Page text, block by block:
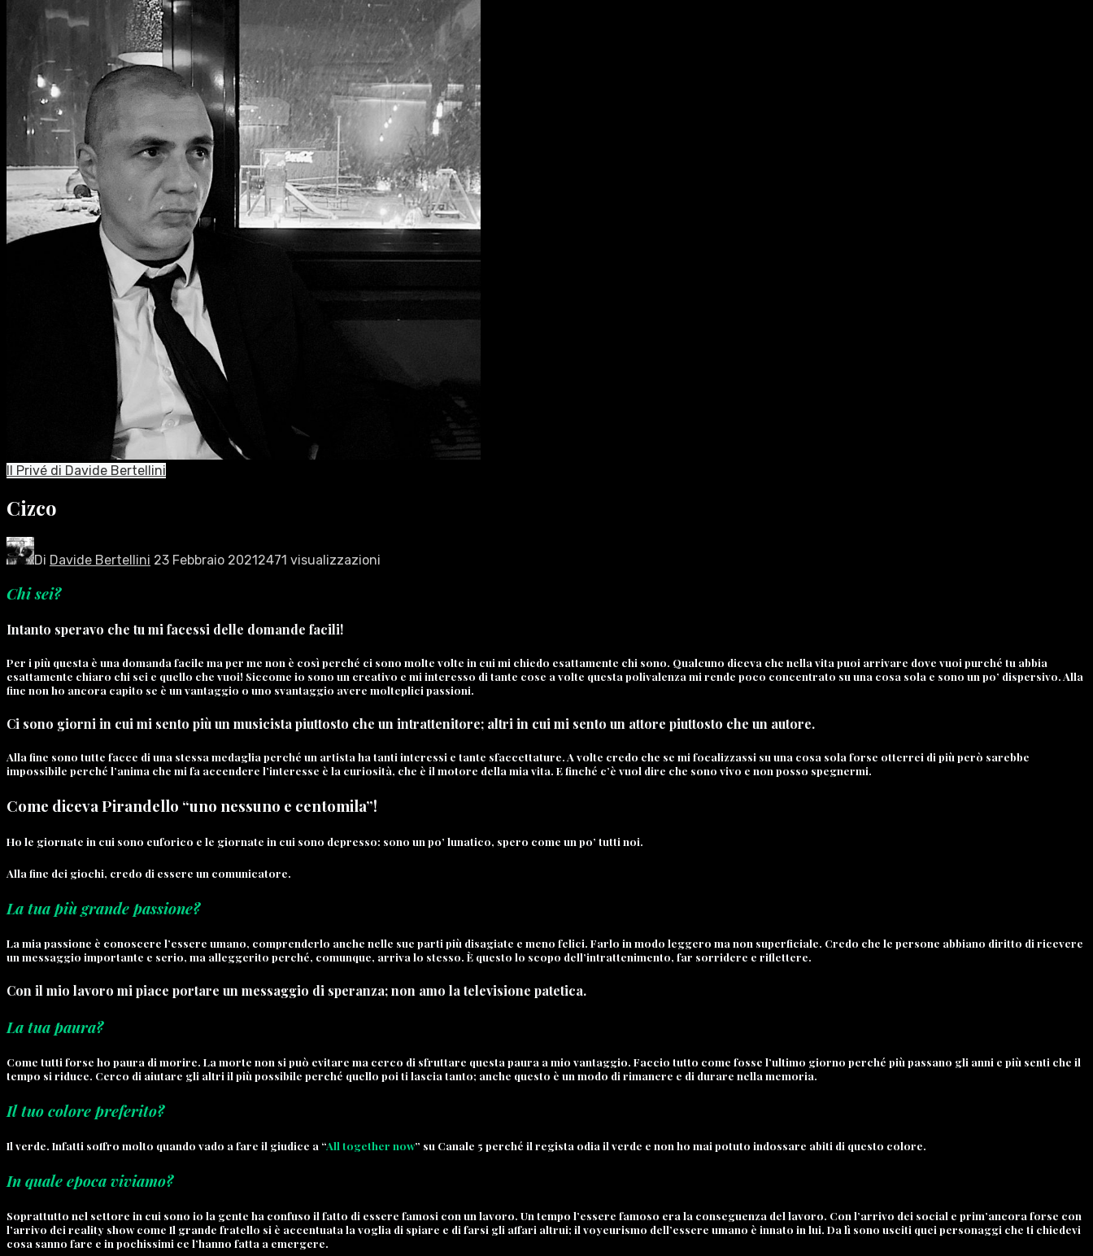
Il Privé di Davide Bertellini
Cizco
Di Davide Bertellini 23 Febbraio 20212471 visualizzazioni
Chi sei?
Intanto speravo che tu mi facessi delle domande facili!
Per i più questa è una domanda facile ma per me non è così perché ci sono molte volte in cui mi chiedo esattamente chi sono. Qualcuno diceva che nella vita puoi arrivare dove vuoi purché tu abbia
esattamente chiaro chi sei e quello che vuoi! Siccome io sono un creativo e mi interesso di tante cose a volte questa polivalenza mi rende poco concentrato su una cosa sola e sono un po’ dispersivo. Alla
fine non ho ancora capito se è un vantaggio o uno svantaggio avere molteplici passioni.
Ci sono giorni in cui mi sento più un musicista piuttosto che un intrattenitore; altri in cui mi sento un attore piuttosto che un autore.
Alla fine sono tutte facce di una stessa medaglia perché un artista ha tanti interessi e tante sfaccettature. A volte credo che se mi focalizzassi su una cosa sola forse otterrei di più però sarebbe
impossibile perché l’anima che mi fa accendere l’interesse è la curiosità, che è il motore della mia vita. E finché c’è vuol dire che sono vivo e non posso spegnermi.
Come diceva Pirandello “uno nessuno e centomila”!
Ho le giornate in cui sono euforico e le giornate in cui sono depresso: sono un po’ lunatico, spero come un po’ tutti noi.
Alla fine dei giochi, credo di essere un comunicatore.
La tua più grande passione?
La mia passione è conoscere l’essere umano, comprenderlo anche nelle sue parti più disagiate e meno felici. Farlo in modo leggero ma non superficiale. Credo che le persone abbiano diritto di ricevere
un messaggio importante e serio, ma alleggerito perché, comunque, arriva lo stesso. È questo lo scopo dell’intrattenimento, far sorridere e riflettere.
Con il mio lavoro mi piace portare un messaggio di speranza; non amo la televisione patetica.
La tua paura?
Come tutti forse ho paura di morire. La morte non si può evitare ma cerco di sfruttare questa paura a mio vantaggio. Faccio tutto come fosse l’ultimo giorno perché più passano gli anni e più senti che il
tempo si riduce. Cerco di aiutare gli altri il più possibile perché quello poi ti lascia tanto; anche questo è un modo di rimanere e di durare nella memoria.
Il tuo colore preferito?
Il verde. Infatti soffro molto quando vado a fare il giudice a “All together now” su Canale 5 perché il regista odia il verde e non ho mai potuto indossare abiti di questo colore.
In quale epoca viviamo?
Soprattutto nel settore in cui sono io la gente ha confuso il fatto di essere famosi con un lavoro. Un tempo l’essere famoso era la conseguenza del lavoro. Con l’arrivo dei social e prim’ancora forse con
l’arrivo dei reality show come Il grande fratello si è accentuata la voglia di spiare e di farsi gli affari altrui; il voyeurismo dell’essere umano è innato in lui. Da lì sono usciti quei personaggi che ti chiedevi
cosa sanno fare e in pochissimi ce l’hanno fatta a emergere.